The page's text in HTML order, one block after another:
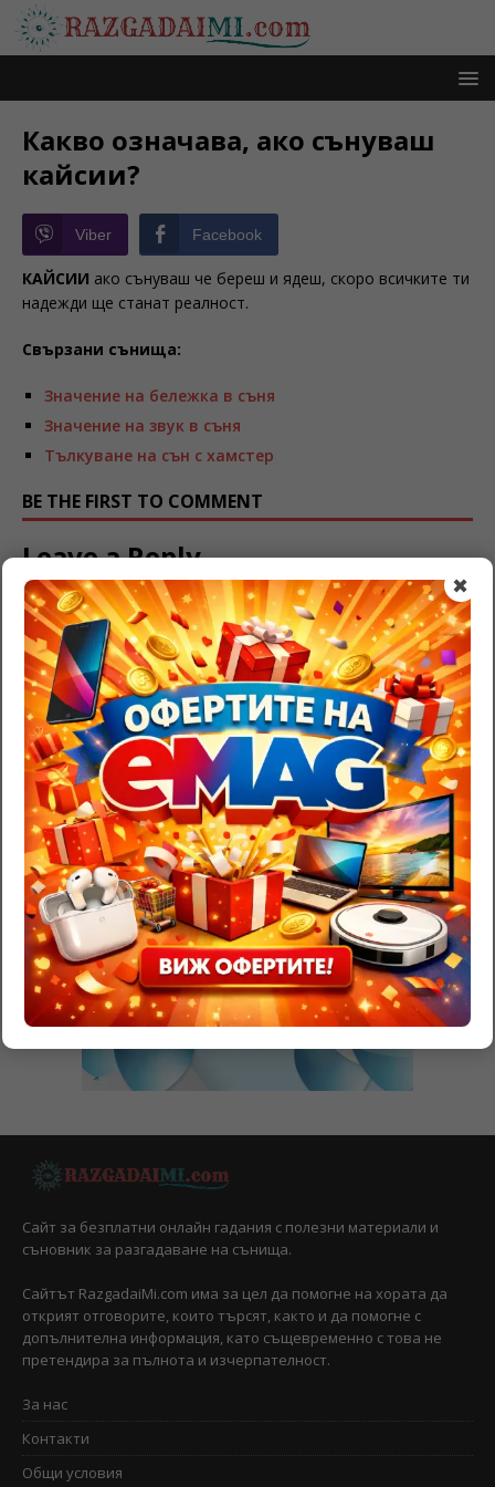
✖
Какво означава, ако сънуваш
кайсии?
Viber Facebook
КАЙСИИ ако сънуваш че береш и ядеш, скоро всичките ти
надежди ще станат реалност.
Свързани сънища:
Значение на бележка в съня
Значение на звук в съня
Тълкуване на сън с хамстер
BE THE FIRST TO COMMENT
Leave a Reply
Трябва давлезете, за да публикувате коментар.
RazgadaiMi.com>Съновник – тълкуване на сънища>
Кайсии
Сайт за безплатни онлайн гадания с полезни материали и
съновник за разгадаване на сънища.
Сайтът RazgadaiMi.com има за цел да помогне на хората да
открият отговорите, които търсят, както и да помогне с
допълнителна информация, като същевременно с това не
претендира за пълнота и изчерпателност.
За нас
Контакти
Общи условия